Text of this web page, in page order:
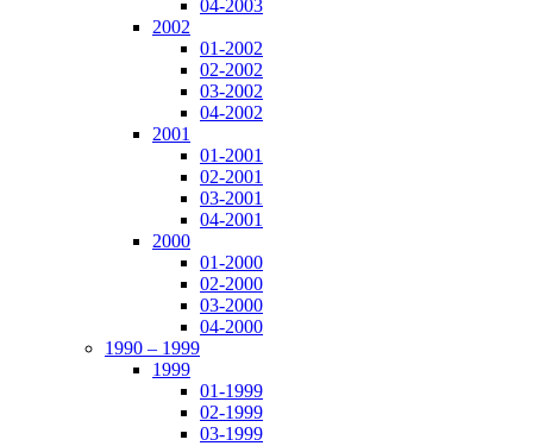
04-2003
2002
01-2002
02-2002
03-2002
04-2002
2001
01-2001
02-2001
03-2001
04-2001
2000
01-2000
02-2000
03-2000
04-2000
1990 – 1999
1999
01-1999
02-1999
03-1999